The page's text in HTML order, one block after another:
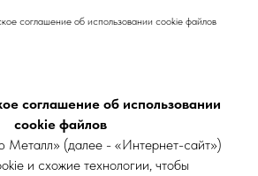
соглашение об использовании cookie файлов
соглашение об использовании
cookie файлов
Металл» (далее - «Интернет-сайт»)
и схожие технологии, чтобы